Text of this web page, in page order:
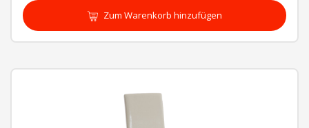
Zum Warenkorb hinzufügen